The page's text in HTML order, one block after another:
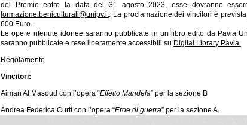
del Premio entro la data del 31 agosto 2023, esse dovranno
formazione.beniculturali@unipv.it. La proclamazione dei vincitori è
600 Euro.
Le opere ritenute idonee saranno pubblicate in un libro edito da Pavia
saranno pubblicate e rese liberamente accessibili su Digital Library Pavia.
Regolamento
Vincitori:
Aiman Al Masoud con l’opera “Effetto Mandela” per la sezione B
Andrea Federica Curti con l’opera “Eroe di guerra” per la sezione A.